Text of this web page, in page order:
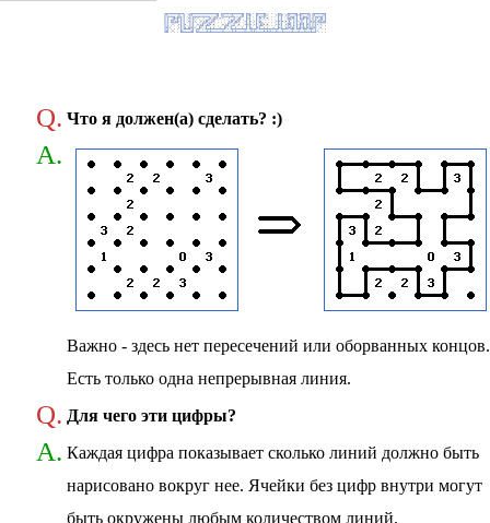
Q. Что я должен(а) сделать? :)
A.
Важно - здесь нет пересечений или оборванных концов.
Есть только одна непрерывная линия.
Q. Для чего эти цифры?
A. Каждая цифра показывает сколько линий должно быть
нарисовано вокруг нее. Ячейки без цифр внутри могут
быть окружены любым количеством линий.